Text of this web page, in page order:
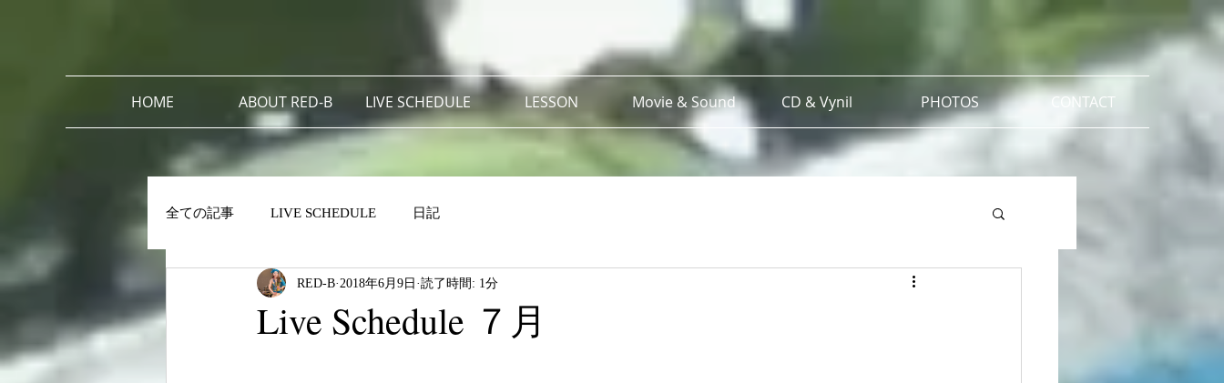
HOME ABOUT RED-B LIVE SCHEDULE LESSON Movie & Sound CD & Vynil PHOTOS CONTACT
全ての記事 LIVE SCHEDULE 日記
Live Schedule ７月
RED-B 2018年6月9日 読了時間: 1分